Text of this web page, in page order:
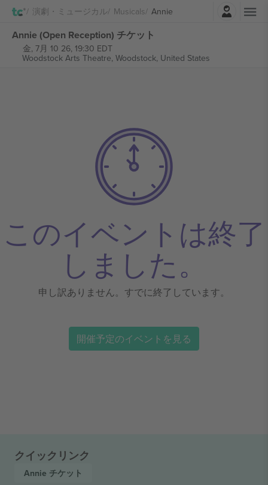
演劇・ミュージカル Musicals Annie
ログイン
Annie (Open Reception) チケット
金, 7月 10 26, 19:30 EDT
Woodstock Arts Theatre, Woodstock, United States
このイベントは終了
しました。
申し訳ありません。すでに終了しています。
開催予定のイベントを見る
クイックリンク
Annie チケット